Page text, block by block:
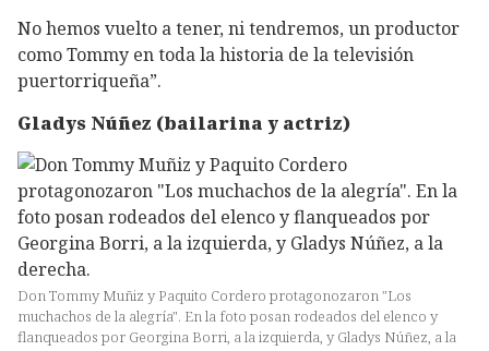
No hemos vuelto a tener, ni tendremos, un productor
como Tommy en toda la historia de la televisión
puertorriqueña”.
Gladys Núñez (bailarina y actriz)
Don Tommy Muñiz y Paquito Cordero protagonozaron "Los
muchachos de la alegría". En la foto posan rodeados del elenco y
flanqueados por Georgina Borri, a la izquierda, y Gladys Núñez, a la